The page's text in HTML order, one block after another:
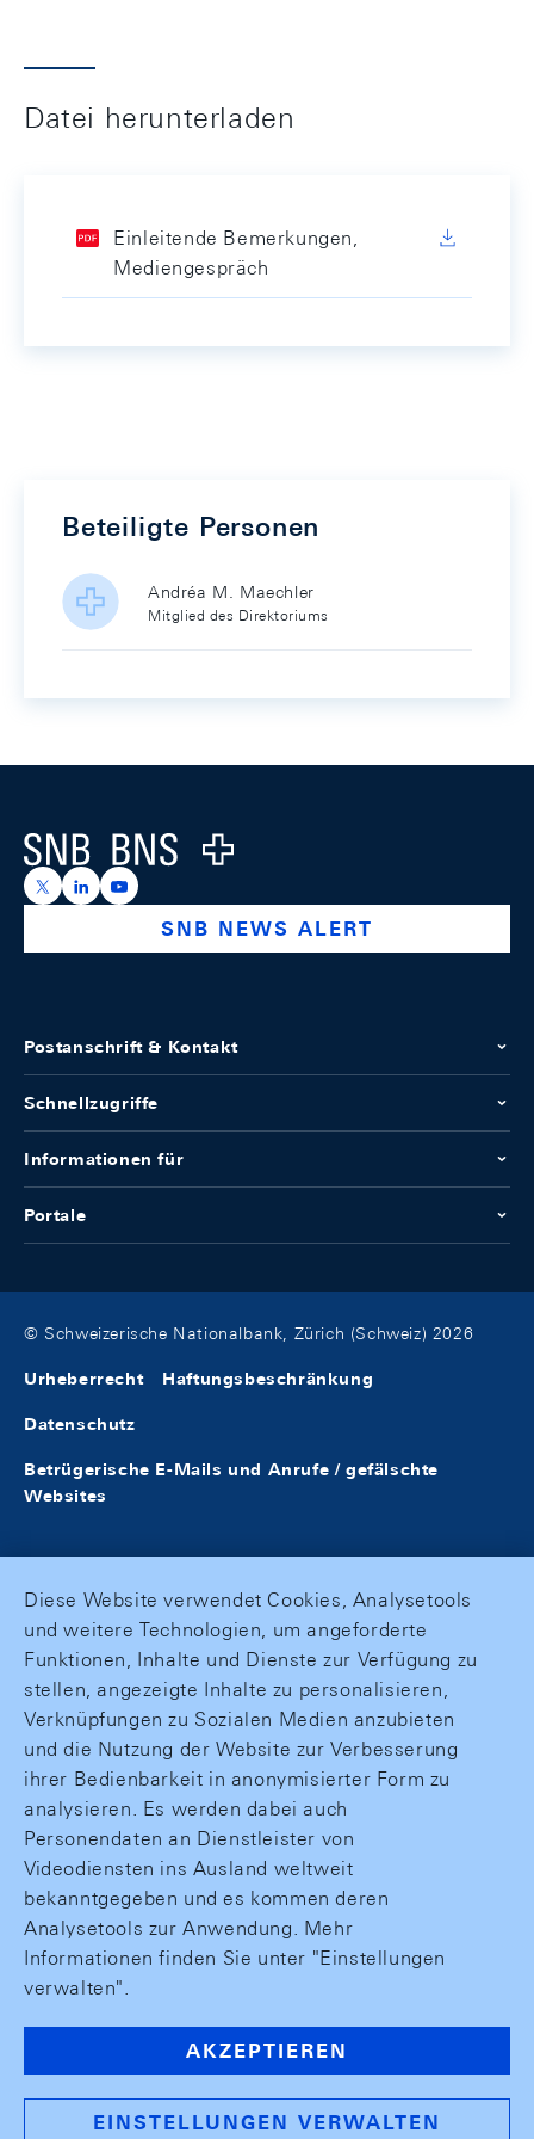
Datei herunterladen
Einleitende Bemerkungen,
Mediengespräch
Beteiligte Personen
Andréa M. Maechler
Mitglied des Direktoriums
Logo
https://x.com/snb_bns
https://ch.linkedin.com/company/swiss-national-
https://www.youtube.com/@swissnationalbank
SNB NEWS ALERT
Postanschrift & Kontakt
Schnellzugriffe
Informationen für
Portale
© Schweizerische Nationalbank, Zürich (Schweiz) 2026
Urheberrecht Haftungsbeschränkung
Datenschutz
Betrügerische E-Mails und Anrufe / gefälschte
Websites
Diese Website verwendet Cookies, Analysetools
und weitere Technologien, um angeforderte
Funktionen, Inhalte und Dienste zur Verfügung zu
stellen, angezeigte Inhalte zu personalisieren,
Verknüpfungen zu Sozialen Medien anzubieten
und die Nutzung der Website zur Verbesserung
ihrer Bedienbarkeit in anonymisierter Form zu
analysieren. Es werden dabei auch
Personendaten an Dienstleister von
Videodiensten ins Ausland weltweit
bekanntgegeben und es kommen deren
Analysetools zur Anwendung. Mehr
Informationen finden Sie unter "Einstellungen
verwalten".
AKZEPTIEREN
EINSTELLUNGEN VERWALTEN